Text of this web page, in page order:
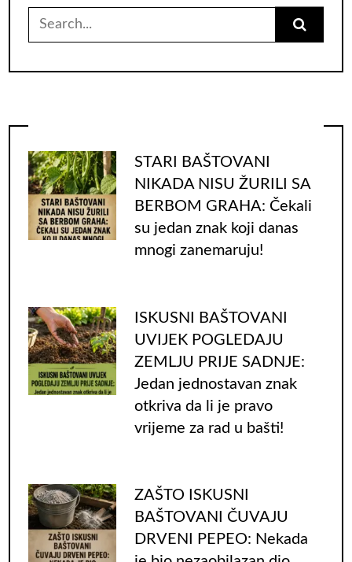
Search
STARI BAŠTOVANI
NIKADA NISU ŽURILI SA
BERBOM GRAHA: Čekali
su jedan znak koji danas
mnogi zanemaruju!
ISKUSNI BAŠTOVANI
UVIJEK POGLEDAJU
ZEMLJU PRIJE SADNJE:
Jedan jednostavan znak
otkriva da li je pravo
vrijeme za rad u bašti!
ZAŠTO ISKUSNI
BAŠTOVANI ČUVAJU
DRVENI PEPEO: Nekada